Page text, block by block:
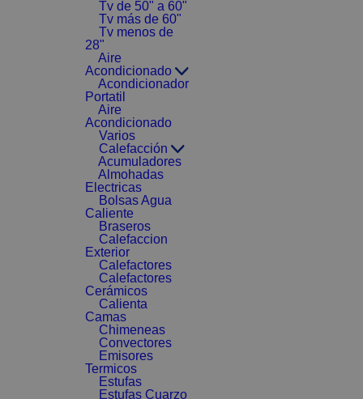
Tv de 50" a 60"
Tv más de 60"
Tv menos de
28"
Aire
Acondicionado
Acondicionador
Portatil
Aire
Acondicionado
Varios
Calefacción
Acumuladores
Almohadas
Electricas
Bolsas Agua
Caliente
Braseros
Calefaccion
Exterior
Calefactores
Calefactores
Cerámicos
Calienta
Camas
Chimeneas
Convectores
Emisores
Termicos
Estufas
Estufas Cuarzo